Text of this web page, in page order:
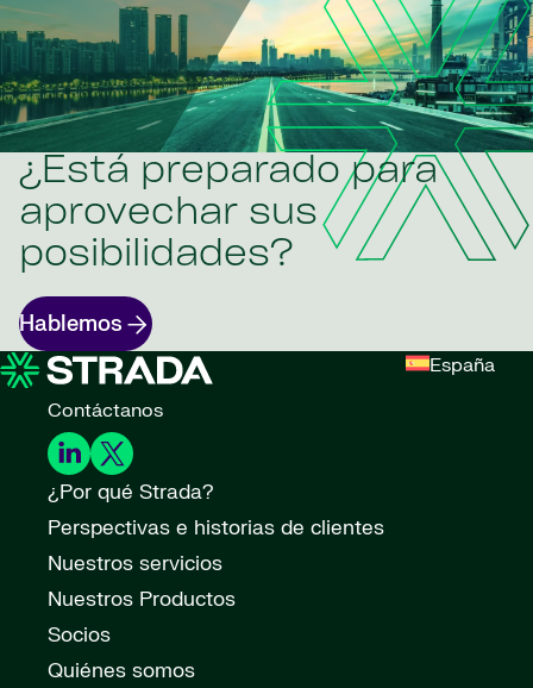
¿Está preparado para
aprovechar sus
posibilidades?
Hablemos
España
Contáctanos
¿Por qué Strada?
Perspectivas e historias de clientes
Nuestros servicios
Nuestros Productos
Socios
Quiénes somos